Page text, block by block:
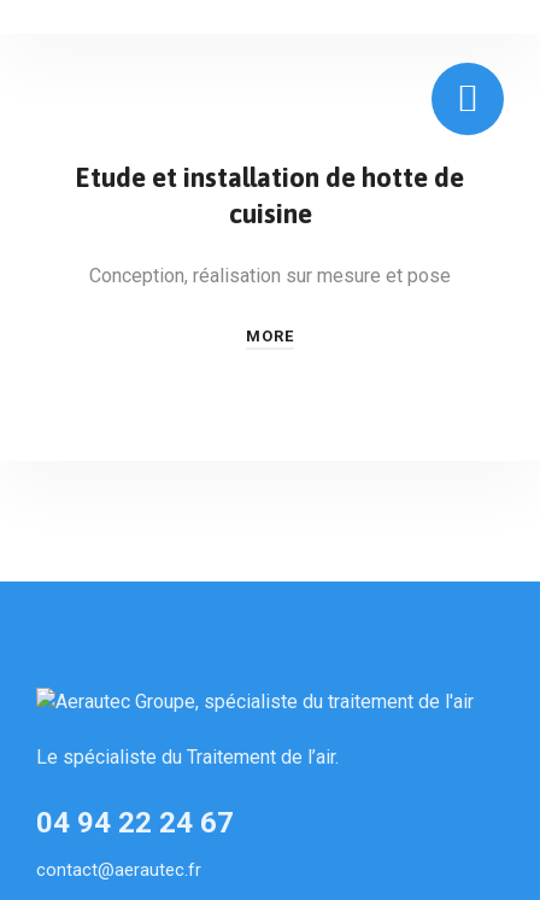
Etude et installation de hotte de
cuisine
Conception, réalisation sur mesure et pose
MORE
Le spécialiste du Traitement de l’air.
04 94 22 24 67
contact@aerautec.fr